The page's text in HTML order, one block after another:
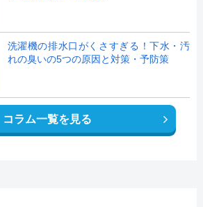
洗濯機の排水口がくさすぎる！下水・汚
れの臭いの5つの原因と対策・予防策
コラム一覧を見る